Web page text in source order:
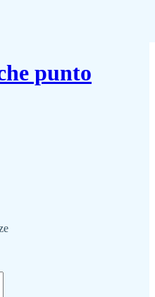
punto